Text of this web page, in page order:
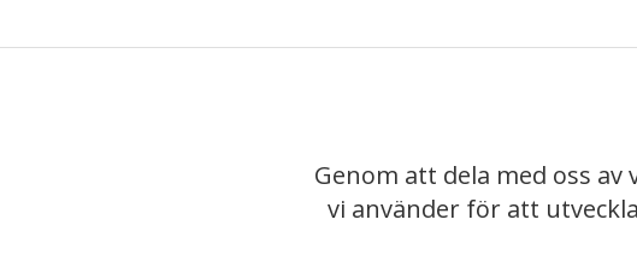
Genom att dela med oss
vi använder för att